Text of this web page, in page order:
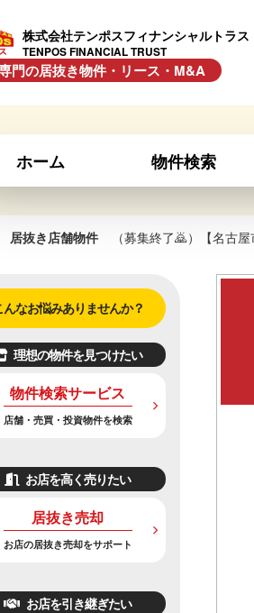
株式会社テンポスフィナンシャルトラス
TENPOS FINANCIAL TRUST
門の居抜き物件・リース・M&A
ホーム 物件検索
居抜き店舗物件 （募集終了🙇）【名古
んなお悩みありませんか？
理想の物件を見つけたい
物件検索サービス
店舗・売買・投資物件を検索
お店を高く売りたい
居抜き売却
お店の居抜き売却をサポート
お店を引き継ぎたい